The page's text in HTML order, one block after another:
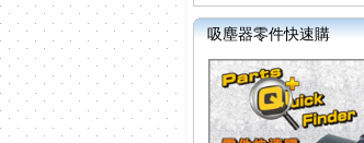
吸塵器零件快速購